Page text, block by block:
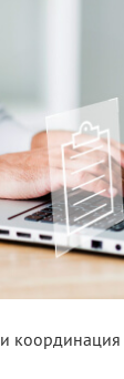
и координация